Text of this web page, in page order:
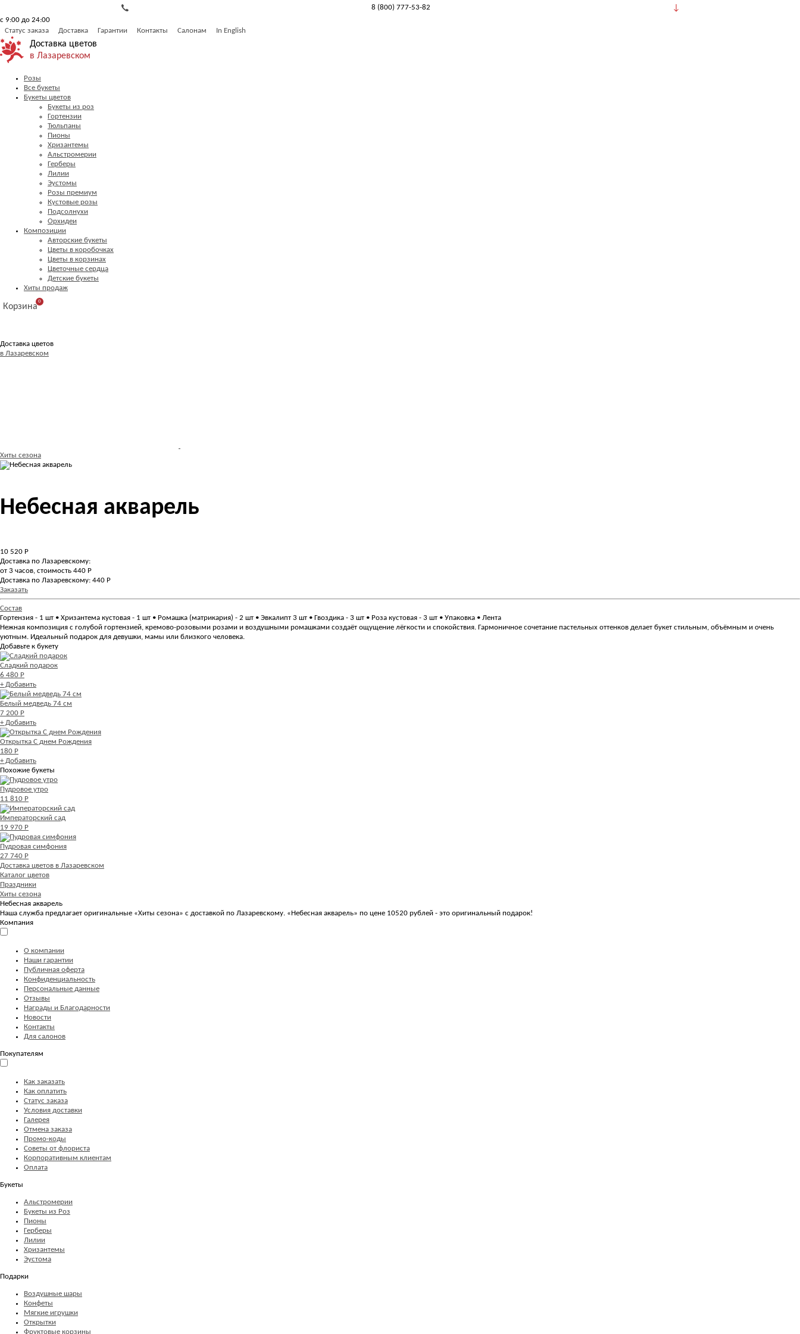
8 (800) 777-53-82
с 9:00 до 24:00
Статус заказа
Доставка Гарантии Контакты Салонам In English
Доставка цветов
в Лазаревском
Розы
Все букеты
Букеты цветов
Букеты из роз
Гортензии
Тюльпаны
Пионы
Хризантемы
Альстромерии
Герберы
Лилии
Эустомы
Розы премиум
Кустовые розы
Подсолнухи
Орхидеи
Композиции
Авторские букеты
Цветы в коробочках
Цветы в корзинах
Цветочные сердца
Детские букеты
Хиты продаж
Корзина
0
Доставка цветов
в Лазаревском
Хиты сезона
Небесная акварель
10 520 Р
Доставка по Лазаревскому:
от 3 часов, стоимость 440 Р
Доставка по Лазаревскому: 440 Р
Заказать
Состав
Гортензия - 1 шт • Хризантема кустовая - 1 шт • Ромашка (матрикария) - 2 шт • Эвкалипт 3 шт • Гвоздика - 3 шт • Роза кустовая - 3 шт • Упаковка • Лента
Нежная композиция с голубой гортензией, кремово-розовыми розами и воздушными ромашками создаёт ощущение лёгкости и спокойствия. Гармоничное сочетание пастельных оттенков делает букет стильным, объёмным и очень
уютным. Идеальный подарок для девушки, мамы или близкого человека.
Добавьте к букету
Сладкий подарок
6 480 Р
+ Добавить
Белый медведь 74 см
7 200 Р
+ Добавить
Открытка С днем Рождения
180 Р
+ Добавить
Похожие букеты
Пудровое утро
11 810 Р
Императорский сад
19 970 Р
Пудровая симфония
27 740 Р
Доставка цветов в Лазаревском
Каталог цветов
Праздники
Хиты сезона
Небесная акварель
Наша служба предлагает оригинальные «Хиты сезона» с доставкой по Лазаревскому. «Небесная акварель» по цене 10520 рублей - это оригинальный подарок!
Компания
О компании
Наши гарантии
Публичная оферта
Конфиденциальность
Персональные данные
Отзывы
Награды и Благодарности
Новости
Контакты
Для салонов
Покупателям
Как заказать
Как оплатить
Статус заказа
Условия доставки
Галерея
Отмена заказа
Промо-коды
Советы от флориста
Корпоративным клиентам
Оплата
Букеты
Альстромерии
Букеты из Роз
Пионы
Герберы
Лилии
Хризантемы
Эустома
Подарки
Воздушные шары
Конфеты
Мягкие игрушки
Открытки
Фруктовые корзины